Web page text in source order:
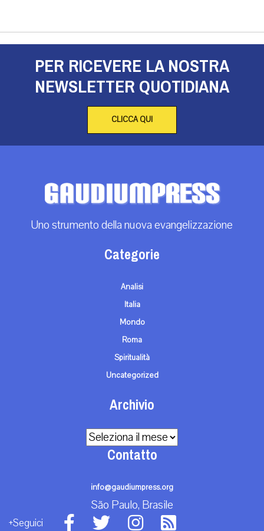
PER RICEVERE LA NOSTRA
NEWSLETTER QUOTIDIANA
CLICCA QUI
Uno strumento della nuova evangelizzazione
Categorie
Analisi
Italia
Mondo
Roma
Spiritualità
Uncategorized
Archivio
Archivio
Contatto
info@gaudiumpress.org
São Paulo, Brasile
+Seguici